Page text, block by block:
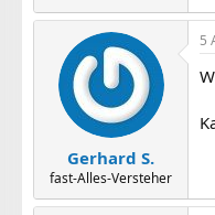
Gerhard S.
fast-Alles-Versteher
5